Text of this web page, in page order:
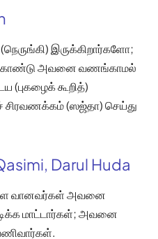
இருக்கிறார்களோ;
கொண்டு அவனை வணங்காமல்
(புகழைக் கூறித்)
சிரவணக்கம் (ஸஜ்தா) செய்து
Darul Huda
வானவர்கள் அவனை
மாட்டார்கள்; அவனை